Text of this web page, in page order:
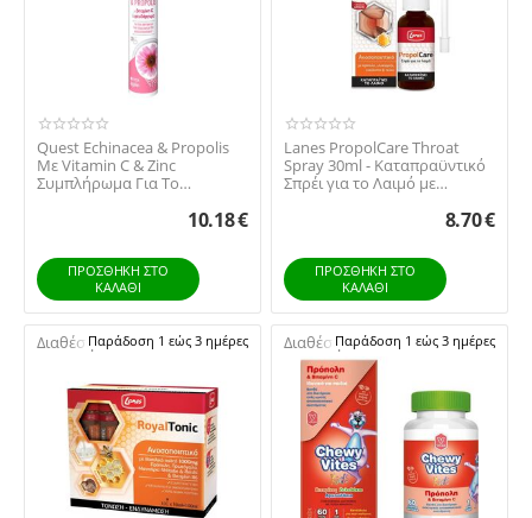
Quest Echinacea & Propolis
Με Vitamin C & Zinc
Συμπλήρωμα Για Το
10.18€
ΠΡΟΣΘΉΚΗ ΣΤΟ
ΚΑΛΆΘΙ
Lanes PropolCare Throat
Spray 30ml - Καταπραϋντικό
Σπρέι για το Λαιμό με
8.70€
ΠΡΟΣΘΉΚΗ ΣΤΟ
ΚΑΛΆΘΙ
Διαθέσιμο:Παράδοση 1 εώς 3 ημέρες Διαθέσιμο:Παράδοση 1 εώς 3 ημέρες